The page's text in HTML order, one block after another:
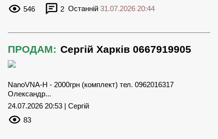
546
2 Останній 31.07.2026 20:44
ПРОДАМ: Сергій Харків 0667919905
NanoVNA-H - 2000грн (комплект) тел. 0962016317
Олександр...
24.07.2026 20:53 | Сергій
83